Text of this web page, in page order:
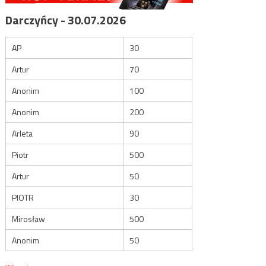
Darczyńcy - 30.07.2026
AP
30
Artur
70
Anonim
100
Anonim
200
Arleta
90
Piotr
500
Artur
50
PIOTR
30
Mirosław
500
Anonim
50